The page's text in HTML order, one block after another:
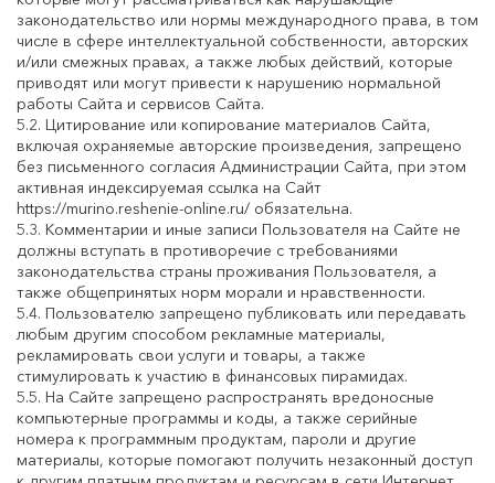
законодательство или нормы международного права, в том
числе в сфере интеллектуальной собственности, авторских
и/или смежных правах, а также любых действий, которые
приводят или могут привести к нарушению нормальной
работы Сайта и сервисов Сайта.
5.2. Цитирование или копирование материалов Сайта,
включая охраняемые авторские произведения, запрещено
без письменного согласия Администрации Сайта, при этом
активная индексируемая ссылка на Сайт
https://murino.reshenie-online.ru/ обязательна.
5.3. Комментарии и иные записи Пользователя на Сайте не
должны вступать в противоречие с требованиями
законодательства страны проживания Пользователя, а
также общепринятых норм морали и нравственности.
5.4. Пользователю запрещено публиковать или передавать
любым другим способом рекламные материалы,
рекламировать свои услуги и товары, а также
стимулировать к участию в финансовых пирамидах.
5.5. На Сайте запрещено распространять вредоносные
компьютерные программы и коды, а также серийные
номера к программным продуктам, пароли и другие
материалы, которые помогают получить незаконный доступ